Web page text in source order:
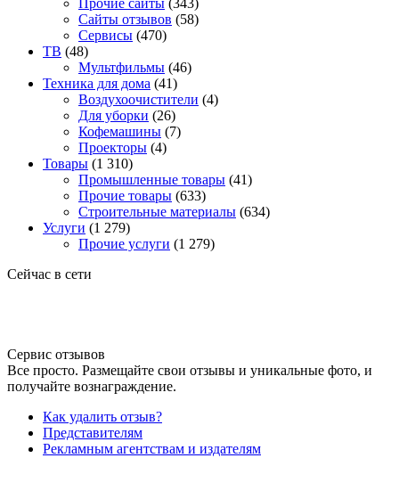
Прочие сайты (343)
Сайты отзывов (58)
Сервисы (470)
ТВ (48)
Мультфильмы (46)
Техника для дома (41)
Воздухоочистители (4)
Для уборки (26)
Кофемашины (7)
Проекторы (4)
Товары (1 310)
Промышленные товары (41)
Прочие товары (633)
Строительные материалы (634)
Услуги (1 279)
Прочие услуги (1 279)
Сейчас в сети
Сервис отзывов
Все просто. Размещайте свои отзывы и уникальные фото, и
получайте вознаграждение.
Как удалить отзыв?
Представителям
Рекламным агентствам и издателям